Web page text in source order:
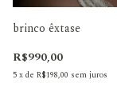
brinco êxtase
R$990,00
5xde R$198,00 sem juros